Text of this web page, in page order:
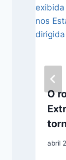
O
abril